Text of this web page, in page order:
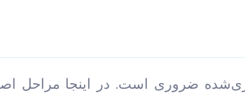
ضروری است. در اینجا مراحل